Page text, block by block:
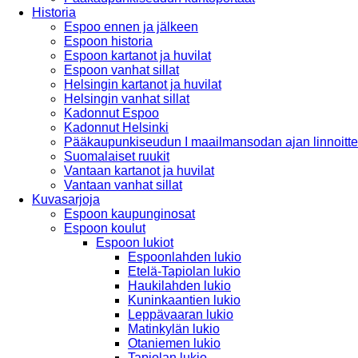
Historia
Espoo ennen ja jälkeen
Espoon historia
Espoon kartanot ja huvilat
Espoon vanhat sillat
Helsingin kartanot ja huvilat
Helsingin vanhat sillat
Kadonnut Espoo
Kadonnut Helsinki
Pääkaupunkiseudun I maailmansodan ajan
Suomalaiset ruukit
Vantaan kartanot ja huvilat
Vantaan vanhat sillat
Kuvasarjoja
Espoon kaupunginosat
Espoon koulut
Espoon lukiot
Espoonlahden lukio
Etelä-Tapiolan lukio
Haukilahden lukio
Kuninkaantien lukio
Leppävaaran lukio
Matinkylän lukio
Otaniemen lukio